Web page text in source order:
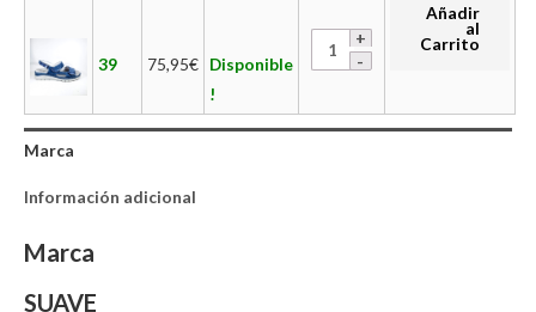
39 75,95€ Disponible
!
Añadir
al
Carrito
Marca
Información adicional
Marca
SUAVE